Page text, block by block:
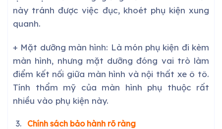
này tránh được việc đục, khoét phụ kiện xung
quanh.
+ Mặt dưỡng màn hình: Là món phụ kiện đi kèm
màn hình, nhưng mặt dưỡng đóng vai trò làm
điểm kết nối giữa màn hình và nội thất xe ô tô.
Tính thẩm mỹ của màn hình phụ thuộc rất
nhiều vào phụ kiện này.
Chính sách bảo hành rõ ràng